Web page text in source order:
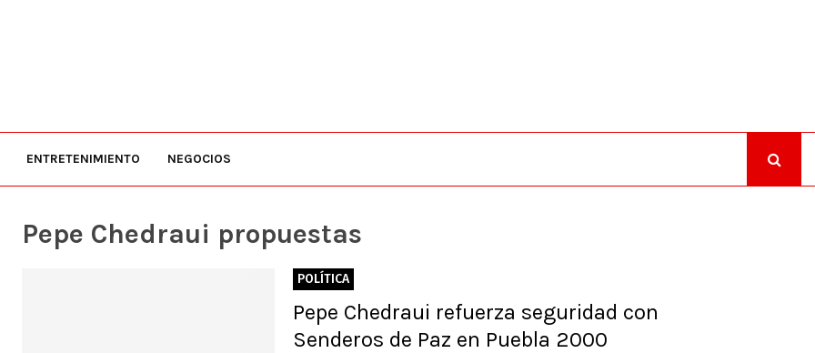
ENTRETENIMIENTO NEGOCIOS
Pepe Chedraui propuestas
POLÍTICA
Pepe Chedraui refuerza seguridad con
Senderos de Paz en Puebla 2000